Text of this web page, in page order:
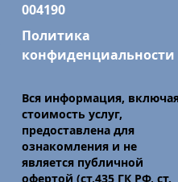
004190
Политика
конфиденциальности
Вся информация,
стоимость услуг,
предоставлена для
ознакомления и не
является публичной
офертой (ст.435 ГК РФ, cт.